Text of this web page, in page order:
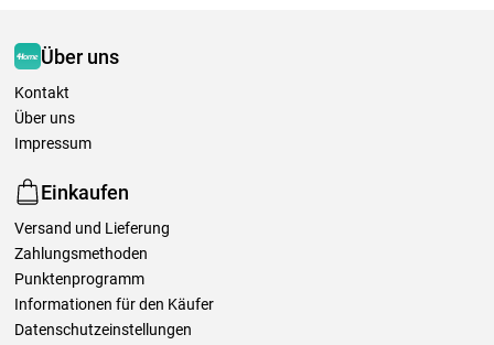
Über uns
Kontakt
Über uns
Impressum
Einkaufen
Versand und Lieferung
Zahlungsmethoden
Punktenprogramm
Informationen für den Käufer
Datenschutzeinstellungen